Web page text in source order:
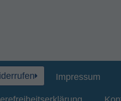
Impressum